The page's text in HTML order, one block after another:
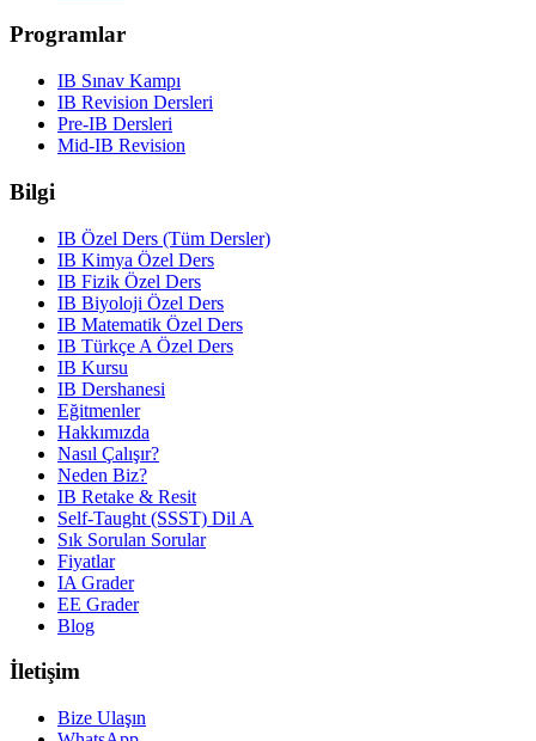
Programlar
IB Sınav Kampı
IB Revision Dersleri
Pre-IB Dersleri
Mid-IB Revision
Bilgi
IB Özel Ders (Tüm Dersler)
IB Kimya Özel Ders
IB Fizik Özel Ders
IB Biyoloji Özel Ders
IB Matematik Özel Ders
IB Türkçe A Özel Ders
IB Kursu
IB Dershanesi
Eğitmenler
Hakkımızda
Nasıl Çalışır?
Neden Biz?
IB Retake & Resit
Self-Taught (SSST) Dil A
Sık Sorulan Sorular
Fiyatlar
IA Grader
EE Grader
Blog
İletişim
Bize Ulaşın